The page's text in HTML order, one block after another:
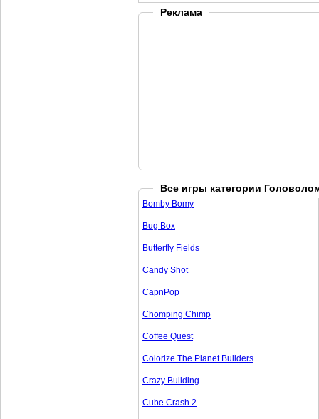
Реклама
Все игры категории
Bomby Bomy
Bug Box
Butterfly Fields
Candy Shot
CapnPop
Chomping Chimp
Coffee Quest
Colorize The Planet Builders
Crazy Building
Cube Crash 2